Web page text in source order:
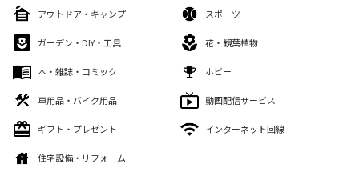
アウトドア・キャンプ スポーツ
ガーデン・DIY・工具 花・観葉植物
本・雑誌・コミック ホビー
車用品・バイク用品 動画配信サービス
ギフト・プレゼント インターネット回線
住宅設備・リフォーム